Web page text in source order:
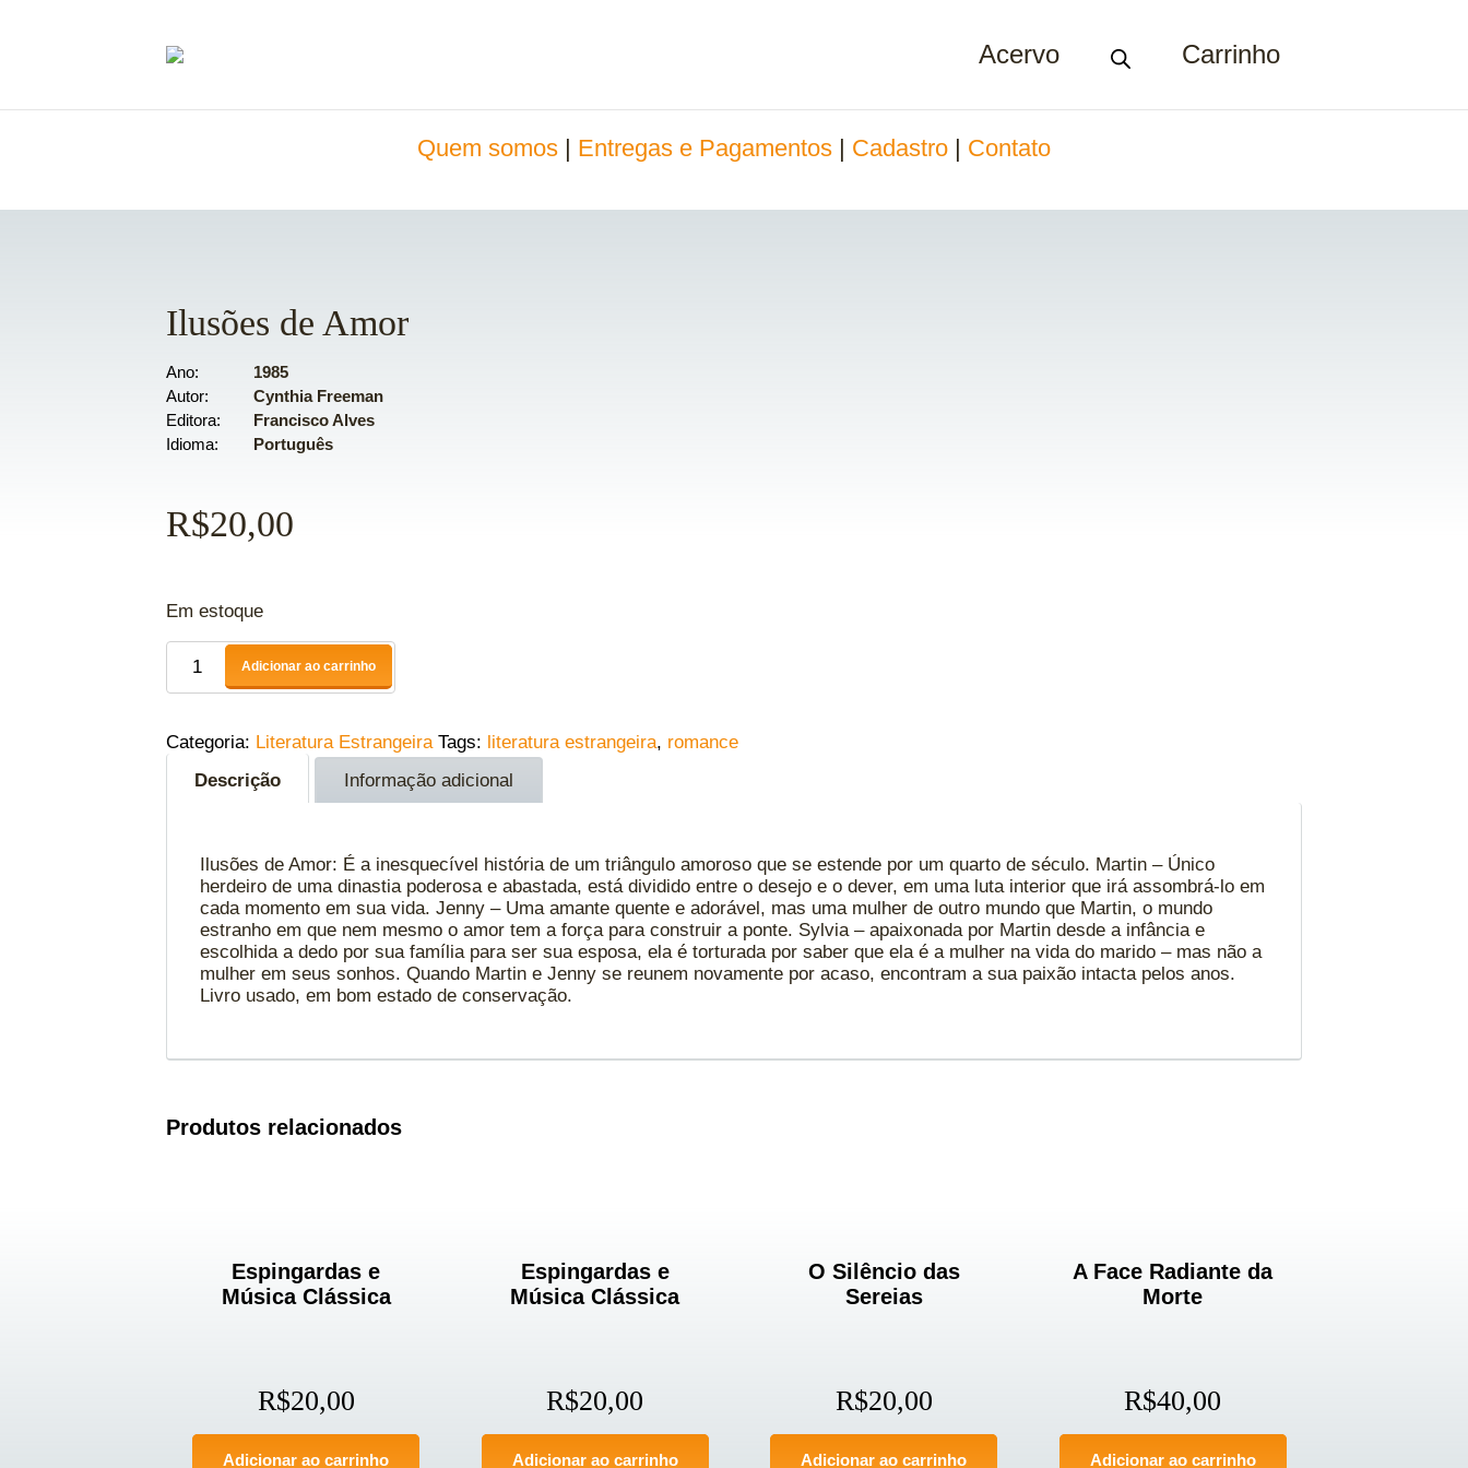
Acervo Carrinho
Quem somos Entregas e Pagamentos Cadastro Contato
Ilusões de Amor
Ano
1985
Autor
Cynthia Freeman
Editora
Francisco Alves
Idioma
Português
R$20,00
Em estoque
Adicionar ao carrinho
Categoria: Literatura Estrangeira Tags: literatura estrangeira, romance
Descrição
Informação adicional
Ilusões de Amor: É a inesquecível história de um triângulo amoroso que se estende por um quarto de século. Martin – Único
herdeiro de uma dinastia poderosa e abastada, está dividido entre o desejo e o dever, em uma luta interior que irá assombrá-lo em
cada momento em sua vida. Jenny – Uma amante quente e adorável, mas uma mulher de outro mundo que Martin, o mundo
estranho em que nem mesmo o amor tem a força para construir a ponte. Sylvia – apaixonada por Martin desde a infância e
escolhida a dedo por sua família para ser sua esposa, ela é torturada por saber que ela é a mulher na vida do marido – mas não a
mulher em seus sonhos. Quando Martin e Jenny se reunem novamente por acaso, encontram a sua paixão intacta pelos anos.
Livro usado, em bom estado de conservação.
Produtos relacionados
Espingardas e
Música Clássica
R$20,00
Adicionar ao carrinho
Espingardas e
Música Clássica
R$20,00
Adicionar ao carrinho
O Silêncio das
Sereias
R$20,00
Adicionar ao carrinho
A Face Radiante da
Morte
R$40,00
Adicionar ao carrinho